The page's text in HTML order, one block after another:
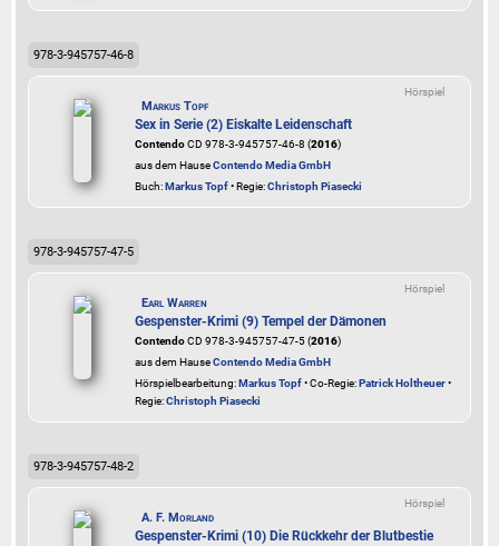
978-3-945757-46-8
Hörspiel
Markus Topf
Sex in Serie (2) Eiskalte Leidenschaft
ContendoCD 978-3-945757-46-8 (2016)
aus dem HauseContendo Media GmbH
Buch:Markus Topf• Regie:Christoph Piasecki
978-3-945757-47-5
Hörspiel
Earl Warren
Gespenster-Krimi (9) Tempel der Dämonen
ContendoCD 978-3-945757-47-5 (2016)
aus dem HauseContendo Media GmbH
Hörspielbearbeitung:Markus Topf• Co-Regie:Patrick Holtheuer•
Regie:Christoph Piasecki
978-3-945757-48-2
Hörspiel
A. F. Morland
Gespenster-Krimi (10) Die Rückkehr der Blutbestie